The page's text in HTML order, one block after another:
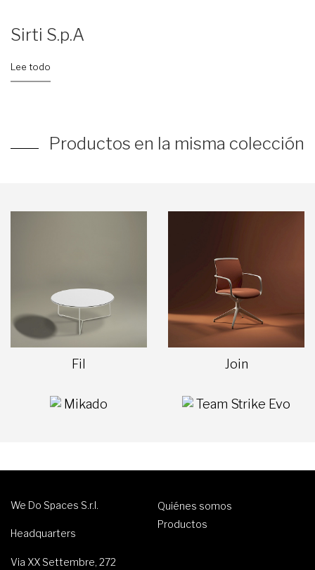
Sirti S.p.A
Lee todo
Productos en la misma colección
Fil Join
Mikado Team Strike Evo
We Do Spaces S.r.l.
Headquarters
Via XX Settembre, 272
Quiénes somos
Productos